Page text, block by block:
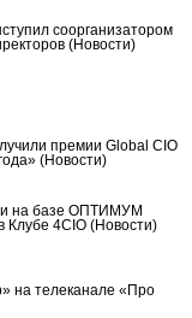
соорганизатором
(Новости)
премии Global CIO
(Новости)
на базе ОПТИМУМ
Клубе 4CIO (Новости)
на телеканале «Про